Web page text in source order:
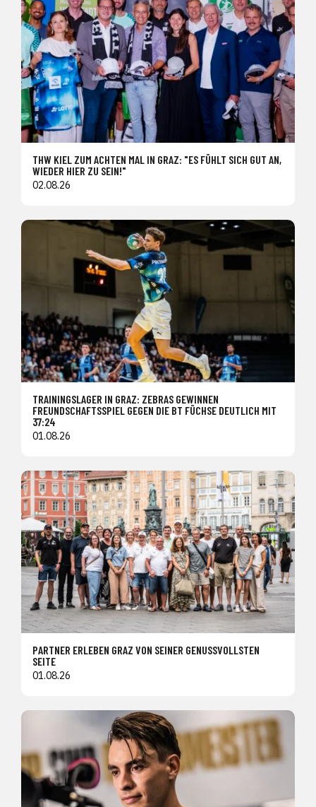
THW KIEL ZUM ACHTEN MAL IN GRAZ: "ES FÜHLT SICH GUT AN,
WIEDER HIER ZU SEIN!"
02.08.26
TRAININGSLAGER IN GRAZ: ZEBRAS GEWINNEN
FREUNDSCHAFTSSPIEL GEGEN DIE BT FÜCHSE DEUTLICH MIT
37:24
01.08.26
PARTNER ERLEBEN GRAZ VON SEINER GENUSSVOLLSTEN
SEITE
01.08.26